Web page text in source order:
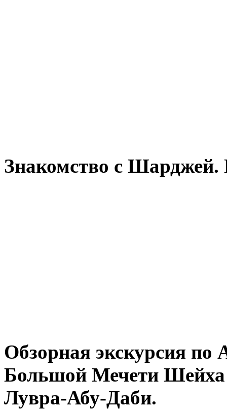
Знакомство с
Обзорная экскурсия по
Большой Мечети Шейха
Лувра-Абу-Даби.